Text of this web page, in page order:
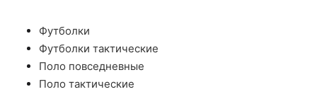
Футболки
Футболки тактические
Поло повседневные
Поло тактические